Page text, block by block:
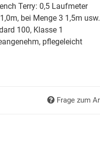
Terry: 0,5 Laufmeter
bei Menge 3 1,5m usw.
100, Klasse 1
pflegeleicht
Frage zum